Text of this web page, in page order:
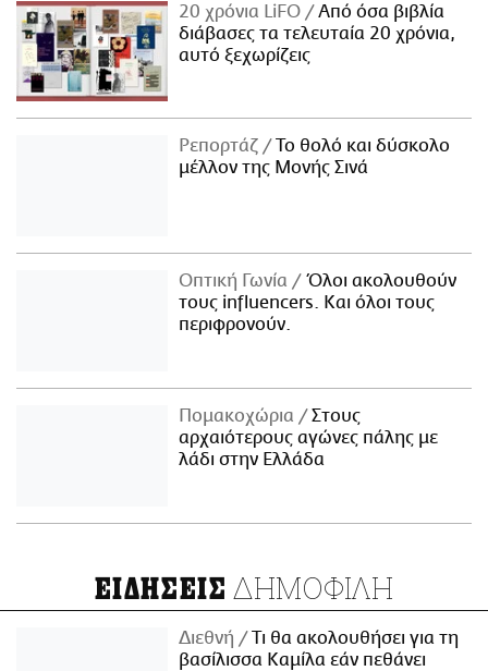
20 χρόνια LiFO
Από όσα βιβλία
διάβασες τα τελευταία 20 χρόνια,
αυτό ξεχωρίζεις
Ρεπορτάζ
Το θολό και δύσκολο
μέλλον της Μονής Σινά
Οπτική Γωνία
Όλοι ακολουθούν
τους influencers. Και όλοι τους
περιφρονούν.
Πομακοχώρια
Στους
αρχαιότερους αγώνες πάλης με
λάδι στην Ελλάδα
ΕΙΔΗΣΕΙΣ ΔΗΜΟΦΙΛΗ
Διεθνή
Τι θα ακολουθήσει για τη
βασίλισσα Καμίλα εάν πεθάνει